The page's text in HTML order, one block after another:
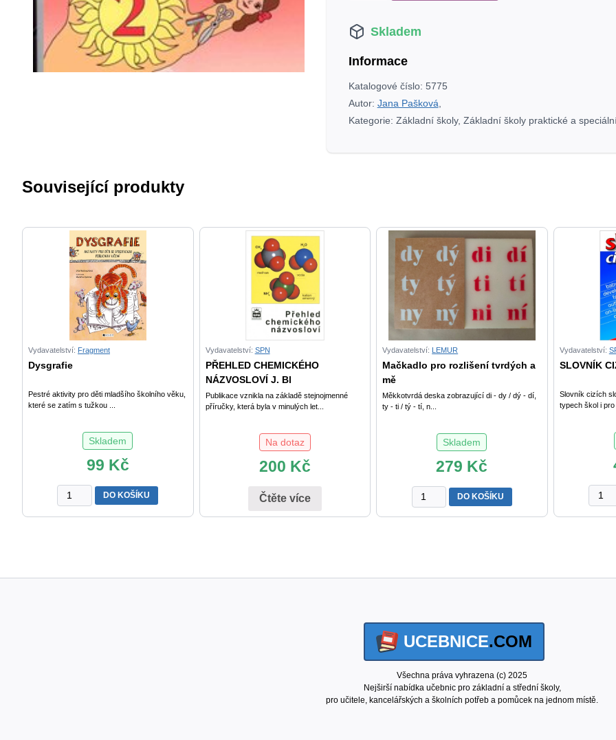
–
listy
pro
skupinové
a
školy
Skladem
Informace
Katalogové číslo: 5775
Autor: Jana Pašková
Kategorie: Základní školy, Základní školy praktické a
Související produkty
Vydavatelství: Fragment
Dysgrafie
Pestré aktivity pro děti mladšího školního věku,
které se zatím s tužkou ...
Skladem
99 Kč
Dysgrafie
množství
DO KOŠÍKU
Vydavatelství: SPN
PŘEHLED CHEMICKÉHO
NÁZVOSLOVÍ J. Bl
Publikace vznikla na základě stejnojmenné
příručky, která byla v minulých let...
Na dotaz
200 Kč
Čtěte více
Vydavatelství: LEMUR
Mačkadlo pro rozlišení tvrdých a
mě
Měkkotvrdá deska zobrazující di - dy / dý - dí,
ty - ti / tý - tí, n...
Skladem
279 Kč
Mačkadlo
pro
slabik
DO KOŠÍKU
Vydavatelství:
SLOVNÍK
Slovník cizích
typech škol i
SLOV
UCEBNICE.COM
Všechna práva vyhrazena (c) 2025
Nejširší nabídka učebnic pro základní a střední školy,
pro učitele, kancelářských a školních potřeb a pomůcek na jednom místě.